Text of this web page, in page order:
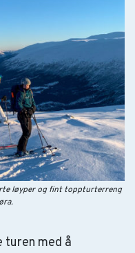
løyper og fint toppturterreng
turen med å